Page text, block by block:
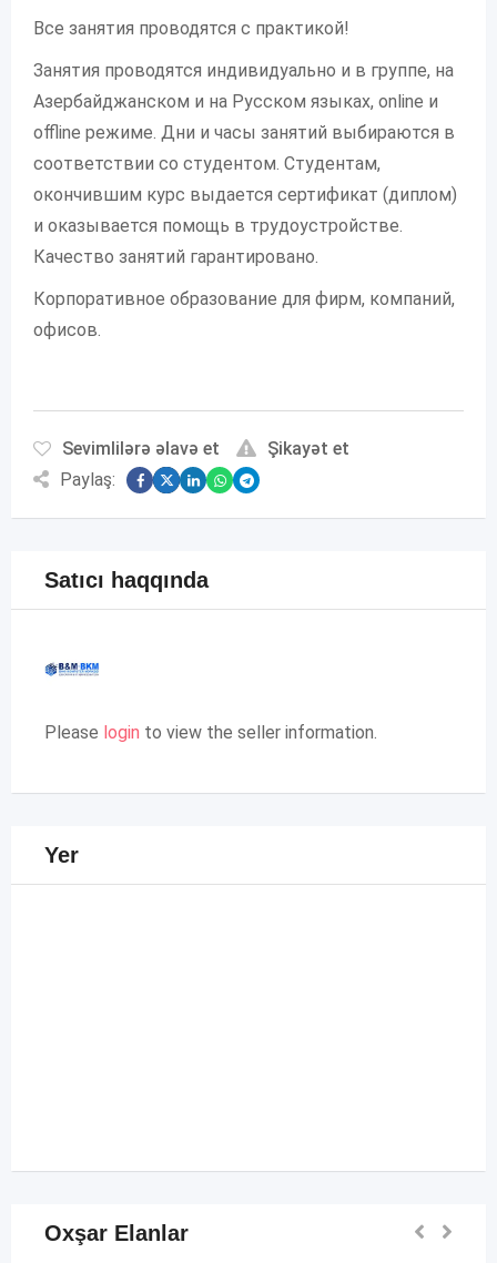
Все занятия проводятся с практикой!
Занятия проводятся индивидуально и в группе, на
Азербайджанском и на Русском языках, online и
offline режиме. Дни и часы занятий выбираются в
соответствии со студентом. Студентам,
окончившим курс выдается сертификат (диплом)
и оказывается помощь в трудоустройстве.
Качество занятий гарантировано.
Корпоративное образование для фирм, компаний,
офисов.
Sevimlilərə əlavə et
Şikayət et
Paylaş:
Satıcı haqqında
Please login to view the seller information.
Yer
Oxşar Elanlar